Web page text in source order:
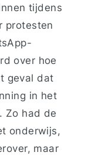
tijdens
protesten
over hoe
geval dat
in het
Zo had de
onderwijs,
maar